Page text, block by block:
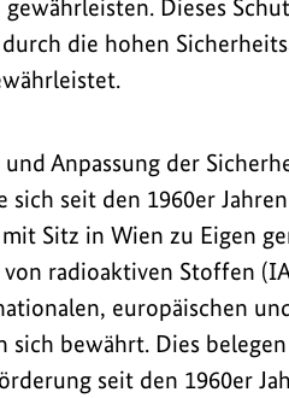
Dieses
die hohen
Anpassung der
sich seit den 1960er
Sitz in Wien zu Eigen
radioaktiven Stoffen
europäischen
sich bewährt. Dies
seit den 1960er